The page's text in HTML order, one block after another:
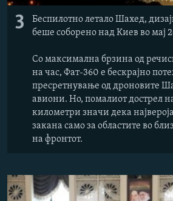
3
Беспилотно летало Шахед,
беше соборено над Киев во мај
Со максимална брзина од
на час, Фат-360 е бескрајно
пресретнување од дроновите
авиони. Но, помалиот дострел
километри значи дека
закана само за областите во
на фронтот.